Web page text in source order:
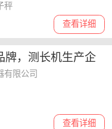
查看详细
秤
牌，测长机生产企
，售后有**
有限公司
查看详细